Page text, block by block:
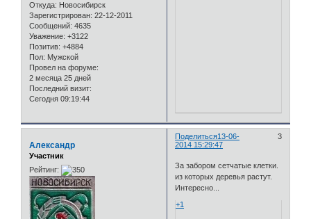
Откуда: Новосибирск
Зарегистрирован: 22-12-2011
Сообщений: 4635
Уважение: +3122
Позитив: +4884
Пол: Мужской
Провел на форуме:
2 месяца 25 дней
Последний визит:
Сегодня 09:19:44
Поделиться 3
13-06-
2014 15:29:47
Александр
Участник
Рейтинг:
За забором сетчатые клетки.
из которых деревья растут.
Интересно...
+1